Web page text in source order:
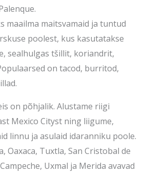
maailma maitsvamaid ja tuntud
poolest, kus kasutatakse
sealhulgas tšillit, koriandrit,
on tacod, burritod,
on põhjalik. Alustame riigi
Mexico Cityst ning liigume,
linnu ja asulaid idaranniku poole.
Oaxaca, Tuxtla, San Cristobal de
Uxmal ja Merida avavad